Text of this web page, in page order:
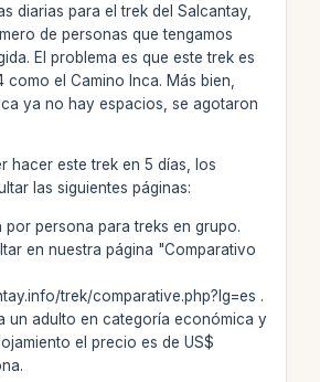
diarias para el trek del Salcantay,
de personas que tengamos
El problema es que este trek es
como el Camino Inca. Más bien,
ya no hay espacios, se agotaron
hacer este trek en 5 días, los
las siguientes páginas:
persona para treks en grupo.
en nuestra página "Comparativo
trek/comparative.php?lg=es .
un adulto en categoría económica y
el precio es de US$